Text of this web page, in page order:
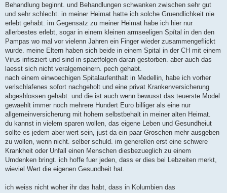
Behandlung beginnt. und Behandlungen schwanken zwischen sehr gut
und sehr schlecht. in meiner Heimat hatte ich solche Gruendlichkeit nie
erlebt gehabt. im Gegensatz zu meiner Heimat habe ich hier nur
allerbestes erlebt, sogar in einem kleinen armseeligen Spítal in den den
Pampas wo mal vor vielenn Jahren ein Finger wieder zusammengeflickt
wurde. meine Eltern haben sich beide in einem Spital in der CH mit einem
Virus infisziert und sind in spaetfolgen daran gestorben. aber auch das
laesst sich nicht veralgemeinern. pech gehabt.
nach einem einwoechigen Spitalaufenthalt in Medellin, habe ich vorher
verlschlafenes sofort nachgeholt und eine privat Krankenversicherung
abgeshlossen gehabt. und die ist auch wenn bewusst das teuerste Model
gewaehlt immer noch mehrere Hundert Euro billiger als eine nur
allgemeinversicherung mit hohem selbstbehalt in meiner alten Heimat.
du kannst in vielem sparen wollen, das eigene Leben und Gesundheiut
sollte es jedem aber wert sein, just da ein paar Groschen mehr ausgeben
zu wollen, wenn nicht. selber schuld. im generellen erst eine schwere
Krankheit oder Unfall einen Menschen diesbezueglich zu einem
Umdenken bringt. ich hoffe fuer jeden, dass er dies bei Lebzeiten merkt,
wieviel Wert die eigenen Gesundheit hat.
ich weiss nicht woher ihr das habt, dass in Kolumbien das